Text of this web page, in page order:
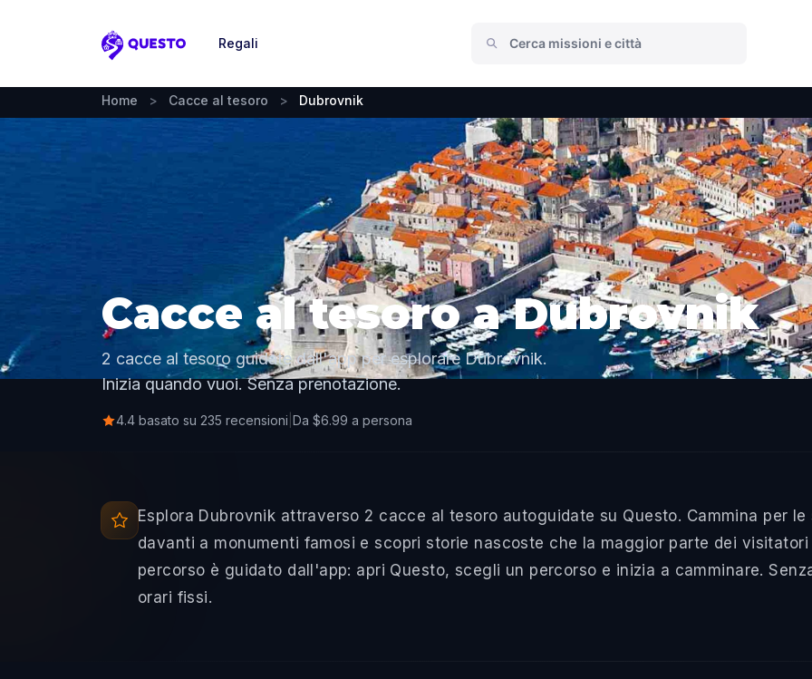
Questo
Regali
Home > Cacce al tesoro > Dubrovnik
Cacce al tesoro a Dubrovnik
2 cacce al tesoro guidate dall'app per esplorare Dubrovnik.
Inizia quando vuoi. Senza prenotazione.
4.4 basato su 235 recensioni Da $6.99 a persona
Esplora Dubrovnik attraverso 2 cacce al tesoro autoguidate su Questo. Cammina per
davanti a monumenti famosi e scopri storie nascoste che la maggior parte dei
percorso è guidato dall'app: apri Questo, scegli un percorso e inizia a camminare.
orari fissi.